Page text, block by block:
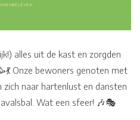
alles uit de kast en zorgden
Onze bewoners genoten met
naar hartenlust en dansten
Wat een sfeer! 🎶🎭